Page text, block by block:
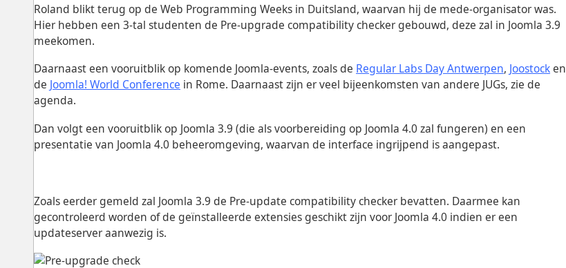
Roland blikt terug op de Web Programming Weeks in Duitsland, waarvan hij de mede-organisator was.
Hier hebben een 3-tal studenten de Pre-upgrade compatibility checker gebouwd, deze zal in Joomla 3.9
meekomen.
Daarnaast een vooruitblik op komende Joomla-events, zoals de Regular Labs Day Antwerpen, Joostocken
de Joomla! World Conference in Rome. Daarnaast zijn er veel bijeenkomsten van andere JUGs, zie de
agenda.
Dan volgt een vooruitblik op Joomla 3.9 (die als voorbereiding op Joomla 4.0 zal fungeren) en een
presentatie van Joomla 4.0 beheeromgeving, waarvan de interface ingrijpend is aangepast.
Zoals eerder gemeld zal Joomla 3.9 de Pre-update compatibility checker bevatten. Daarmee kan
gecontroleerd worden of de geïnstalleerde extensies geschikt zijn voor Joomla 4.0 indien er een
updateserver aanwezig is.